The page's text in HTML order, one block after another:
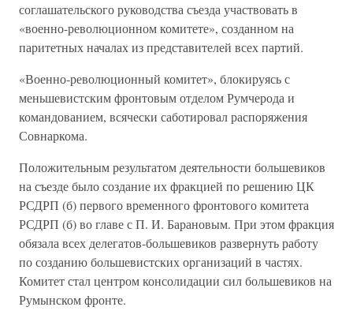
соглашательского руководства съезда участвовать в
«военно-революционном комитете», созданном на
паритетных началах из представителей всех партий.
«Военно-революционный комитет», блокируясь с
меньшевистским фронтовым отделом Румчерода и
командованием, всячески саботировал распоряжения
Совнаркома.
Положительным результатом деятельности большевиков
на съезде было создание их фракцией по решению ЦК
РСДРП (б) первого временного фронтового комитета
РСДРП (б) во главе с П. И. Барановым. При этом фракция
обязала всех делегатов-большевиков развернуть работу
по созданию большевистских организаций в частях.
Комитет стал центром консолидации сил большевиков на
Румынском фронте.